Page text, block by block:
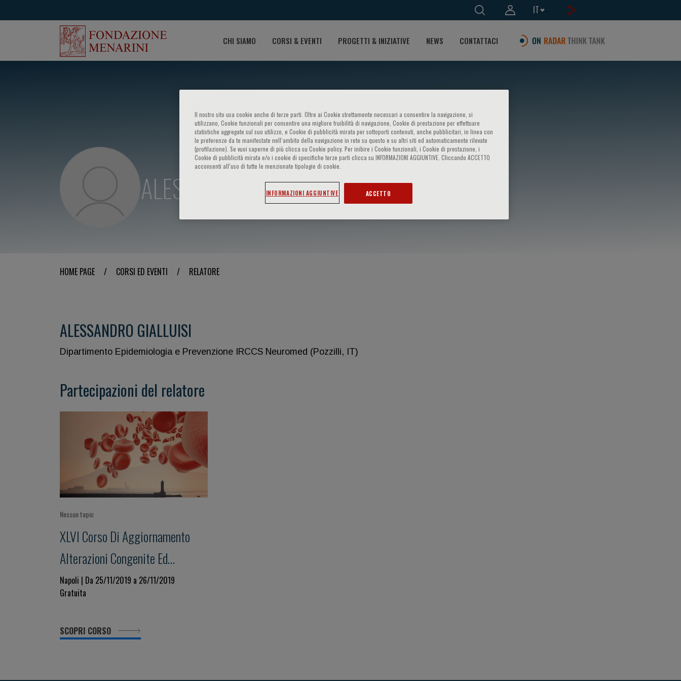
IT
CHI SIAMO CORSI & EVENTI PROGETTI & INIZIATIVE NEWS CONTATTACI
ALESSANDRO GIALLUISI
HOME PAGE / CORSI ED EVENTI / RELATORE
ALESSANDRO GIALLUISI
Dipartimento Epidemiologia e Prevenzione IRCCS Neuromed (Pozzilli, IT)
Partecipazioni del relatore
Nessun topic
XLVI Corso Di Aggiornamento
Alterazioni Congenite Ed
Acquisite Della Coagulazione
Focus Su: Sindrome Da Anticorpi
Antifosfolipidi (APS):
Prevenzione, Diagnosi E
Napoli | Da 25/11/2019 a 26/11/2019
Gratuita
SCOPRI CORSO
Il nostro sito usa cookie anche di terze parti. Oltre ai Cookie strettamente necessari a consentire la navigazione, si
utilizzano, Cookie funzionali per consentire una migliore fruibilità di navigazione, Cookie di prestazione per effettuare
statistiche aggregate sul suo utilizzo, e Cookie di pubblicità mirata per sottoporti contenuti, anche pubblicitari, in linea con
le preferenze da te manifestate nell‘ambito della navigazione in rete su questo e su altri siti ed automaticamente rilevate
(profilazione). Se vuoi saperne di più clicca su Cookie policy. Per inibire i Cookie funzionali, i Cookie di prestazione, i
Cookie di pubblicità mirata e/o i cookie di specifiche terze parti clicca su INFORMAZIONI AGGIUNTIVE. Cliccando ACCETTO
acconsenti all’uso di tutte le menzionate tipologie di cookie.
INFORMAZIONI AGGIUNTIVE ACCETTO